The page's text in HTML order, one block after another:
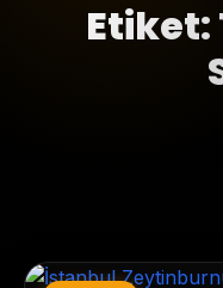
Etiket: